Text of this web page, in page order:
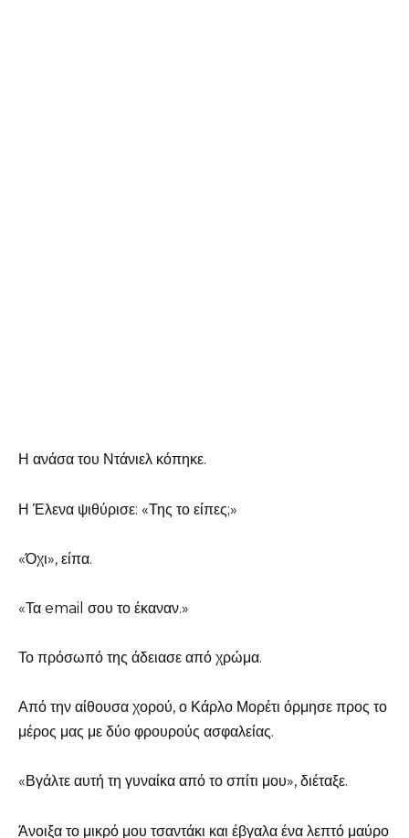
Η ανάσα του Ντάνιελ κόπηκε.
Η Έλενα ψιθύρισε: «Της το είπες;»
«Όχι», είπα.
«Τα email σου το έκαναν.»
Το πρόσωπό της άδειασε από χρώμα.
Από την αίθουσα χορού, ο Κάρλο Μορέτι όρμησε προς το
μέρος μας με δύο φρουρούς ασφαλείας.
«Βγάλτε αυτή τη γυναίκα από το σπίτι μου», διέταξε.
Άνοιξα το μικρό μου τσαντάκι και έβγαλα ένα λεπτό μαύρο